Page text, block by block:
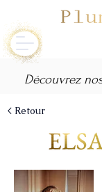
Découvrez
< Retour